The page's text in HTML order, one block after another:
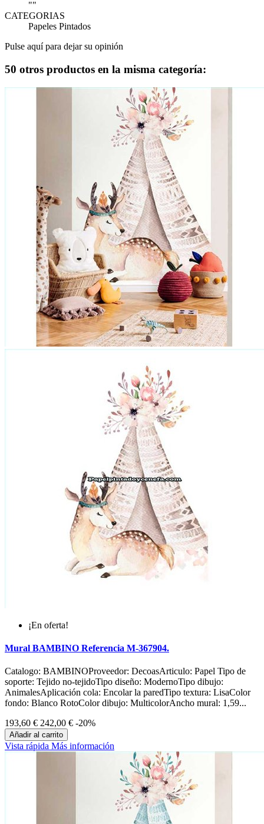
""
CATEGORIAS
Papeles Pintados
Pulse aquí para dejar su opinión
50 otros productos en la misma categoría:
¡En oferta!
Mural BAMBINO Referencia M-367904.
Catalogo: BAMBINOProveedor: DecoasArticulo: Papel Tipo de
soporte: Tejido no-tejidoTipo diseño: ModernoTipo dibujo:
AnimalesAplicación cola: Encolar la paredTipo textura: LisaColor
fondo: Blanco RotoColor dibujo: MulticolorAncho mural: 1,59...
193,60 € 242,00 € -20%
Añadir al carrito
Vista rápida Más información